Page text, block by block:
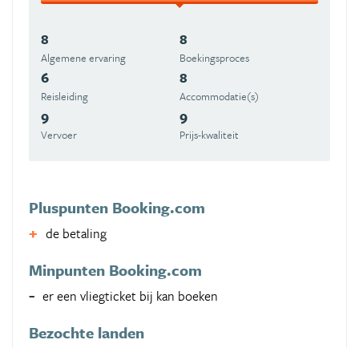
8
Algemene ervaring
8
Boekingsproces
6
Reisleiding
8
Accommodatie(s)
9
Vervoer
9
Prijs-kwaliteit
Pluspunten Booking.com
de betaling
Minpunten Booking.com
er een vliegticket bij kan boeken
Bezochte landen